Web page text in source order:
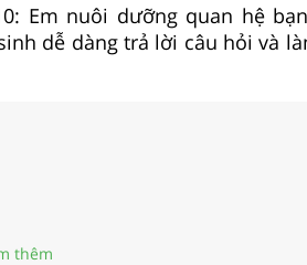
Em nuôi dưỡng quan hệ
dễ dàng trả lời câu hỏi và
thêm